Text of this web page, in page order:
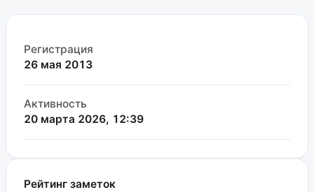
Регистрация
26 мая 2013
Активность
20 марта 2026, 12:39
Рейтинг заметок